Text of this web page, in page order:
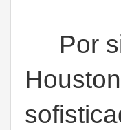
Por si